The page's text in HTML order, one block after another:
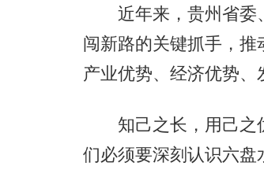
近年来，贵州省委、
闯新路的关键抓手，
产业优势、经济优势、
知己之长，用己之优
们必须要深刻认识六盘